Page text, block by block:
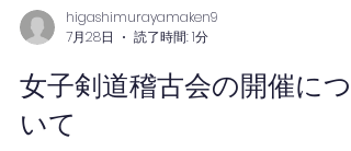
西東京剣連より、標記案内がありましたのでお知らせ
いたします。 東村山剣道連盟担当者締切は【８月３